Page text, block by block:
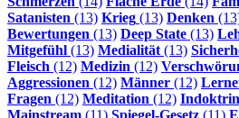
Satanisten (13) Krieg (13) Denken
Bewertungen (13) Deep State (13)
Mitgefühl (13) Medialität(13)
Fleisch (12) Medizin (12)
Aggressionen (12) Männer (12)
Fragen (12) Meditation (12)